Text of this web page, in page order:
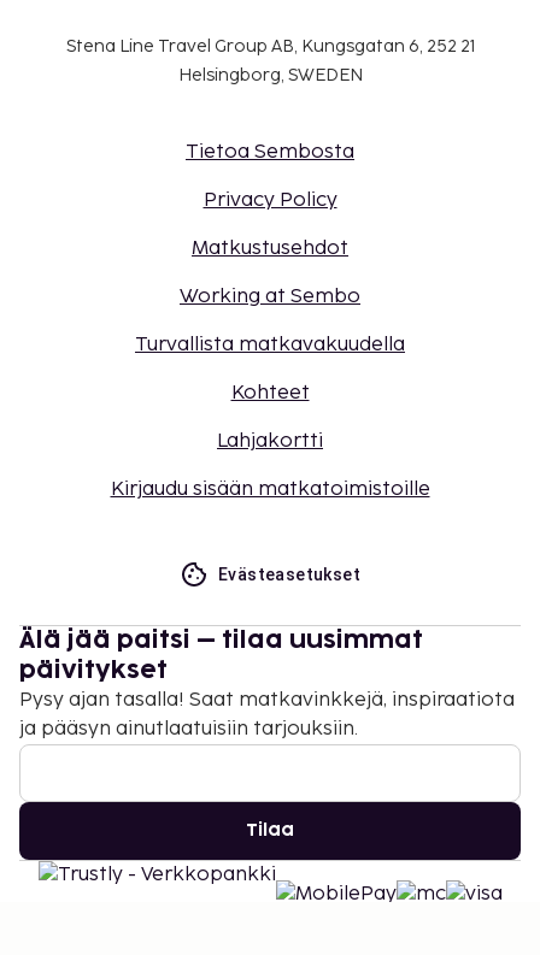
Stena Line Travel Group AB, Kungsgatan 6, 252 21
Helsingborg, SWEDEN
Tietoa Sembosta
Privacy Policy
Matkustusehdot
Working at Sembo
Turvallista matkavakuudella
Kohteet
Lahjakortti
Kirjaudu sisään matkatoimistoille
Evästeasetukset
Älä jää paitsi – tilaa uusimmat
päivitykset
Pysy ajan tasalla! Saat matkavinkkejä, inspiraatiota
ja pääsyn ainutlaatuisiin tarjouksiin.
Tilaa